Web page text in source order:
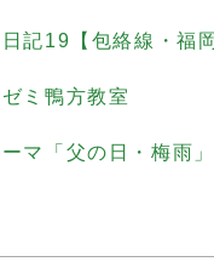
記19【包絡線・福
ミ鴨方教室
マ「父の日・梅雨」